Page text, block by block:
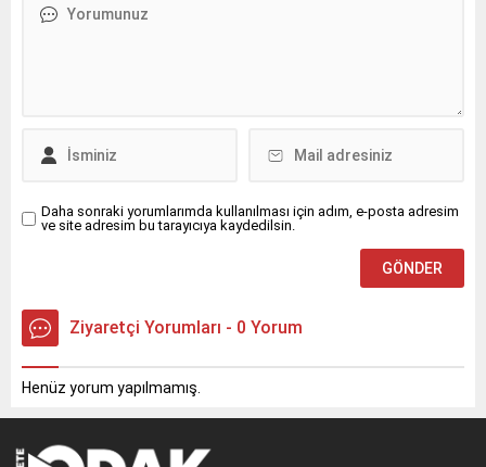
Daha sonraki yorumlarımda kullanılması için adım, e-posta adresim
ve site adresim bu tarayıcıya kaydedilsin.
Ziyaretçi Yorumları - 0 Yorum
Henüz yorum yapılmamış.